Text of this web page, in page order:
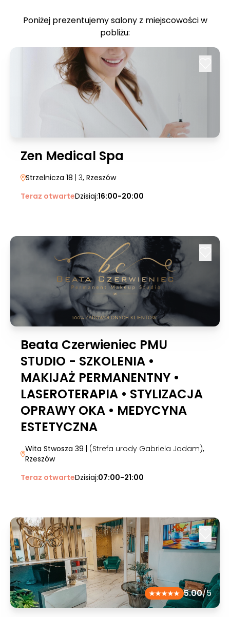
Poniżej prezentujemy salony z miejscowości w
pobliżu:
Zen Medical Spa
Strzelnicza 18 | 3, Rzeszów
Teraz otwarteDzisiaj:16:00-20:00
Beata Czerwieniec PMU
STUDIO - SZKOLENIA •
MAKIJAŻ PERMANENTNY •
LASEROTERAPIA • STYLIZACJA
OPRAWY OKA • MEDYCYNA
ESTETYCZNA
Wita Stwosza 39 | (Strefa urody Gabriela Jadam),
Rzeszów
Teraz otwarteDzisiaj:07:00-21:00
5.00/5